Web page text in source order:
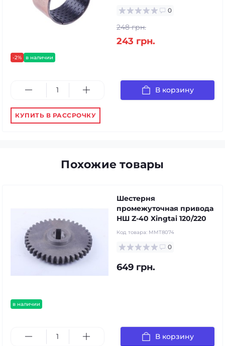
-2% в наличии
0
248 грн.
243 грн.
В корзину
КУПИТЬ В РАССРОЧКУ
Похожие товары
в наличии
Шестерня
промежуточная привода
НШ Z-40 Xingtai 120/220
Код товара: MMT8074
0
649 грн.
В корзину